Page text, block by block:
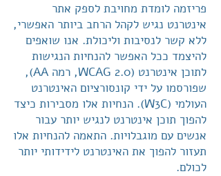
פריזמה לומדת מחויבת לספק אתר
אינטרנט נגיש לקהל הרחב ביותר האפשרי,
ללא קשר לנסיבות וליכולת. אנו שואפים
להיצמד ככל האפשר להנחיות הנגישות
לתוכן אינטרנט (WCAG 2.0, רמה AA),
שפורסמו על ידי קונסורציום האינטרנט
העולמי (W3C). הנחיות אלו מסבירות כיצד
להפוך תוכן אינטרנט לנגיש יותר עבור
אנשים עם מוגבלויות. התאמה להנחיות אלו
תעזור להפוך את האינטרנט לידידותי יותר
לכולם.